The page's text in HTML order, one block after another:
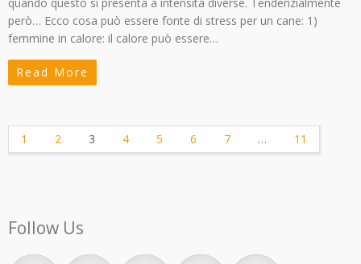
però… Ecco cosa può essere fonte di stress per un cane: 1)
femmine in calore: il calore può essere…
Read More
1 2 3 4 5 6 7 … 11
Follow Us